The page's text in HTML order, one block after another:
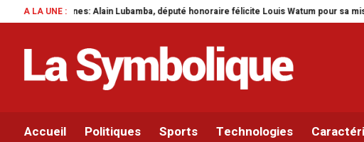
A LA UNE :
Mines: Alain Lubamba, député honoraire félicite Louis Watum pour sa mise en
Accueil Politiques Sports Technologies